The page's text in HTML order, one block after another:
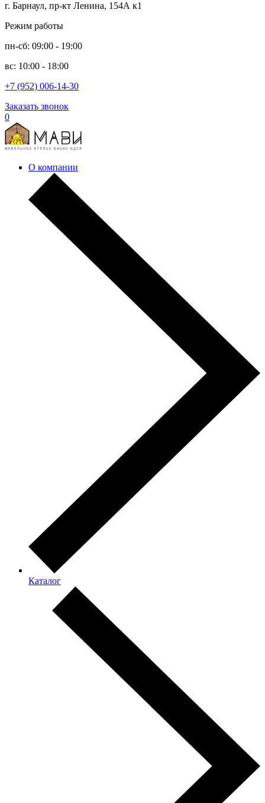
г. Барнаул, пр-кт Ленина, 154А к1
Режим работы
пн-сб: 09:00 - 19:00
вс: 10:00 - 18:00
+7 (952) 006-14-30
Заказать звонок
0
О компании
Каталог